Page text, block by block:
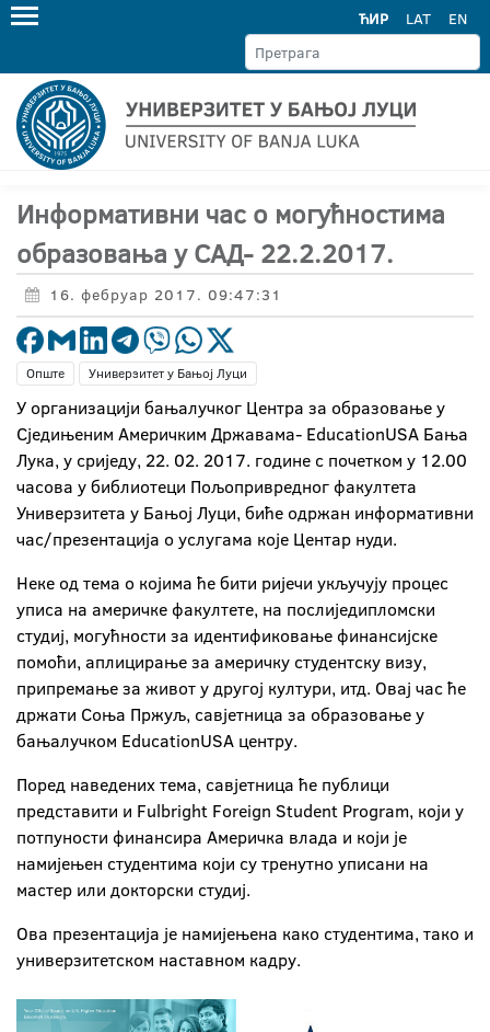
ЋИР LAT EN
Информативни час о могућностима
образовања у САД- 22.2.2017.
16. фебруар 2017. 09:47:31
Опште Универзитет у Бањој Луци
У организацији бањалучког Центра за образовање у
Сједињеним Америчким Државама- EducationUSA Бања
Лука, у сриједу, 22. 02. 2017. године с почетком у 12.00
часова у библиотеци Пољопривредног факултета
Универзитета у Бањој Луци, биће одржан информативни
час/презентација о услугама које Центар нуди.
Неке од тема о којима ће бити ријечи укључују процес
уписа на америчке факултете, на послиједипломски
студиј, могућности за идентификовање финансијске
помоћи, аплицирање за америчку студентску визу,
припремање за живот у другој култури, итд. Овај час ће
држати Соња Пржуљ, савјетница за образовање у
бањалучком EducationUSA центру.
Поред наведених тема, савјетница ће публици
представити и Fulbright Foreign Student Program, који у
потпуности финансира Америчка влада и који је
намијењен студентима који су тренутно уписани на
мастер или докторски студиј.
Ова презентација је намијењена како студентима, тако и
универзитетском наставном кадру.